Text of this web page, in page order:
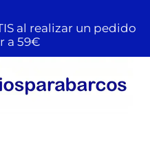
al realizar un pedido
a 59€